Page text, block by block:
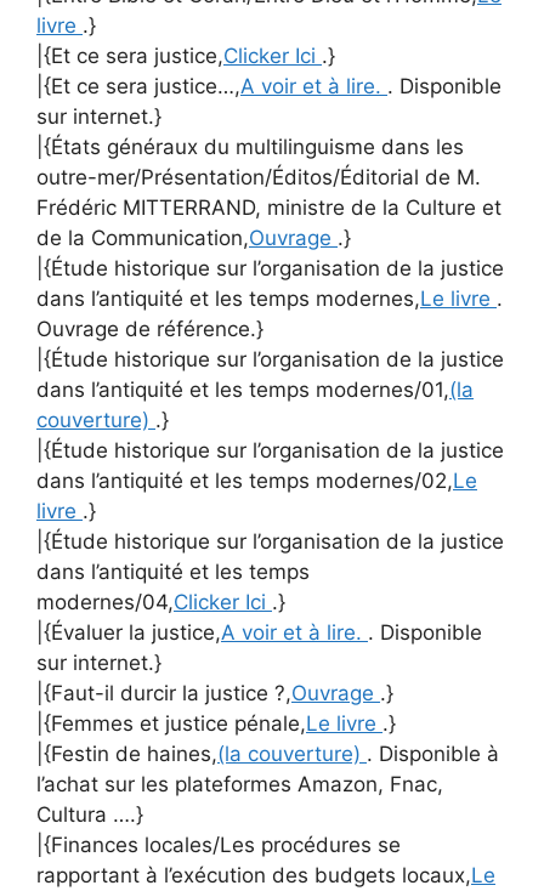
livre .}
|{Et ce sera justice,Clicker Ici .}
|{Et ce sera justice…,A voir et à lire. . Disponible
sur internet.}
|{États généraux du multilinguisme dans les
outre-mer/Présentation/Éditos/Éditorial de M.
Frédéric MITTERRAND, ministre de la Culture et
de la Communication,Ouvrage .}
|{Étude historique sur l’organisation de la justice
dans l’antiquité et les temps modernes,Le livre .
Ouvrage de référence.}
|{Étude historique sur l’organisation de la justice
dans l’antiquité et les temps modernes/01,(la
couverture) .}
|{Étude historique sur l’organisation de la justice
dans l’antiquité et les temps modernes/02,Le
livre .}
|{Étude historique sur l’organisation de la justice
dans l’antiquité et les temps
modernes/04,Clicker Ici .}
|{Évaluer la justice,A voir et à lire. . Disponible
sur internet.}
|{Faut-il durcir la justice ?,Ouvrage .}
|{Femmes et justice pénale,Le livre .}
|{Festin de haines,(la couverture) . Disponible à
l’achat sur les plateformes Amazon, Fnac,
Cultura ….}
|{Finances locales/Les procédures se
rapportant à l’exécution des budgets locaux,Le